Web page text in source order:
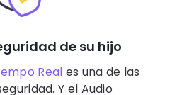
de su hijo
Real es una de las
Y el Audio